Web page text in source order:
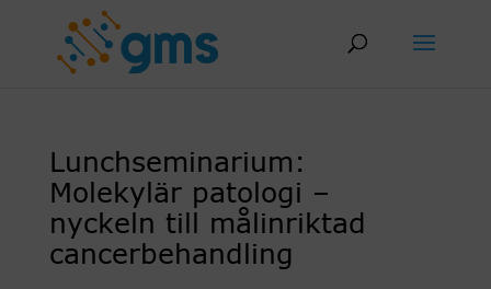
Lunchseminarium:
Molekylär patologi –
nyckeln till målinriktad
cancerbehandling